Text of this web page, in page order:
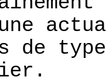
de